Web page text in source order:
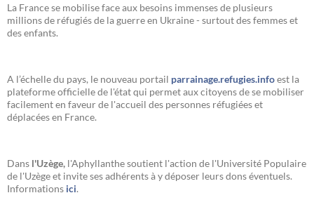
La France se mobilise face aux besoins immenses de plusieurs
millions de réfugiés de la guerre en Ukraine - surtout des femmes et
des enfants.
A l’échelle du pays, le nouveau portail parrainage.refugies.infoest la
plateforme officielle de l'état qui permet aux citoyens de se mobiliser
facilement en faveur de l'accueil des personnes réfugiées et
déplacées en France.
Dans l'Uzège, l'Aphyllanthe soutient l'action de l'Université Populaire
de l'Uzège et invite ses adhérents à y déposer leurs dons éventuels.
Informations ici.